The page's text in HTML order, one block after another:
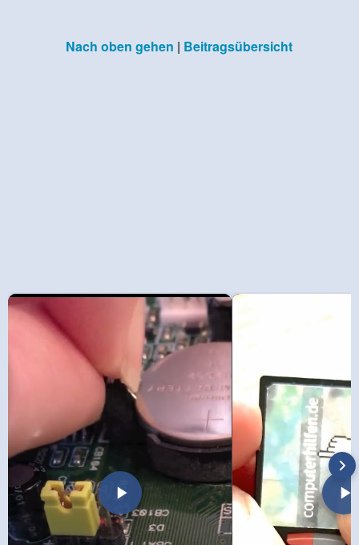
Nach oben gehen | Beitragsübersicht